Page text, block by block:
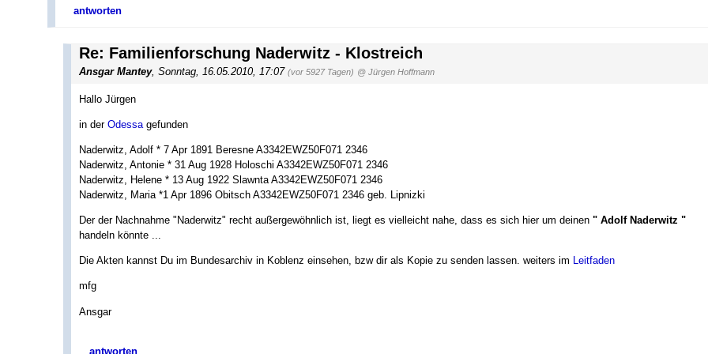
antworten
Re: Familienforschung Naderwitz - Klostreich
Ansgar Mantey, Sonntag, 16.05.2010, 17:07 (vor 5927 Tagen) @ Jürgen Hoffmann
Hallo Jürgen
in der Odessagefunden
Naderwitz, Adolf * 7 Apr 1891 Beresne A3342EWZ50F071 2346
Naderwitz, Antonie * 31 Aug 1928 Holoschi A3342EWZ50F071 2346
Naderwitz, Helene * 13 Aug 1922 Slawnta A3342EWZ50F071 2346
Naderwitz, Maria *1 Apr 1896 Obitsch A3342EWZ50F071 2346 geb. Lipnizki
Der der Nachnahme "Naderwitz" recht außergewöhnlich ist, liegt es vielleicht nahe, dass es sich hier um deinen " Adolf Naderwitz "
handeln könnte ...
Die Akten kannst Du im Bundesarchiv in Koblenz einsehen, bzw dir als Kopie zu senden lassen. weiters im Leitfaden
mfg
Ansgar
antworten